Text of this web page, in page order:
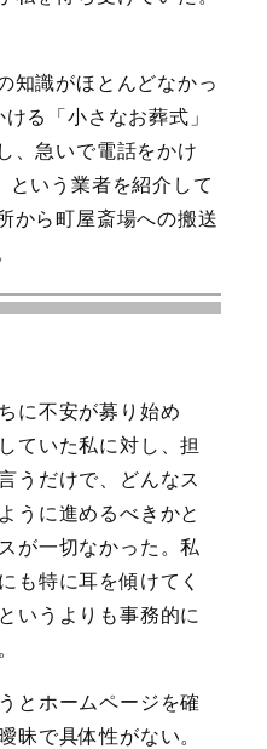
知識がほとんどなかっ
る「小さなお葬式」
、急いで電話をかけ
という業者を紹介して
から町屋斎場への搬送
に不安が募り始め
ていた私に対し、担
うだけで、どんなス
うに進めるべきかと
が一切なかった。私
も特に耳を傾けてく
いうよりも事務的に
とホームページを確
昧で具体性がない。